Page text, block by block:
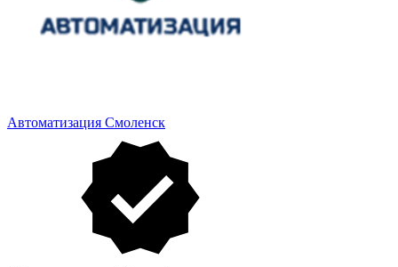
Автоматизация Смоленск